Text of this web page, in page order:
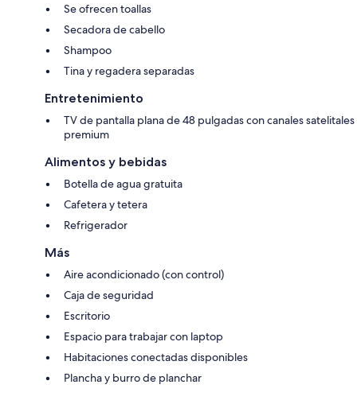
Se ofrecen toallas
Secadora de cabello
Shampoo
Tina y regadera separadas
Entretenimiento
TV de pantalla plana de 48 pulgadas con canales satelitales
premium
Alimentos y bebidas
Botella de agua gratuita
Cafetera y tetera
Refrigerador
Más
Aire acondicionado (con control)
Caja de seguridad
Escritorio
Espacio para trabajar con laptop
Habitaciones conectadas disponibles
Plancha y burro de planchar